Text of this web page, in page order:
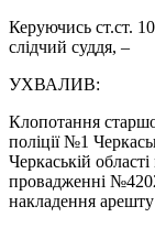
Керуючись ст.ст.
слідчий суддя, –
УХВАЛИВ:
Клопотання
поліції №1
Черкаській
провадженні
накладення